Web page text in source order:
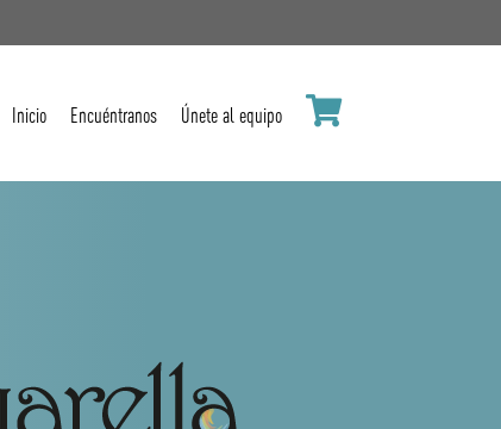
Inicio Encuéntranos Únete al equipo